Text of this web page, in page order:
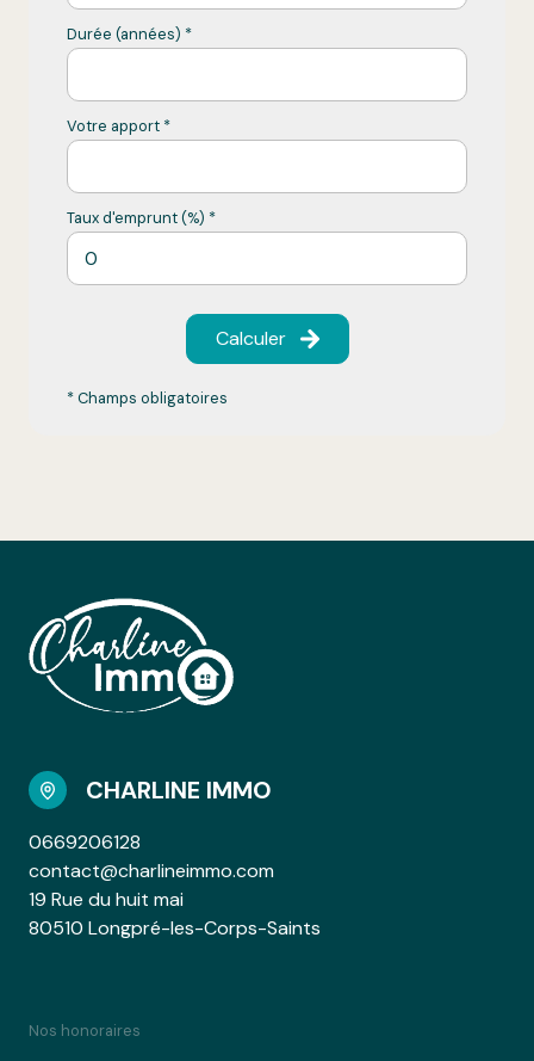
Durée (années) *
Votre apport *
Taux d'emprunt (%) *
Calculer
* Champs obligatoires
CHARLINE IMMO
0669206128
contact@charlineimmo.com
19 Rue du huit mai
80510 Longpré-les-Corps-Saints
Nos honoraires